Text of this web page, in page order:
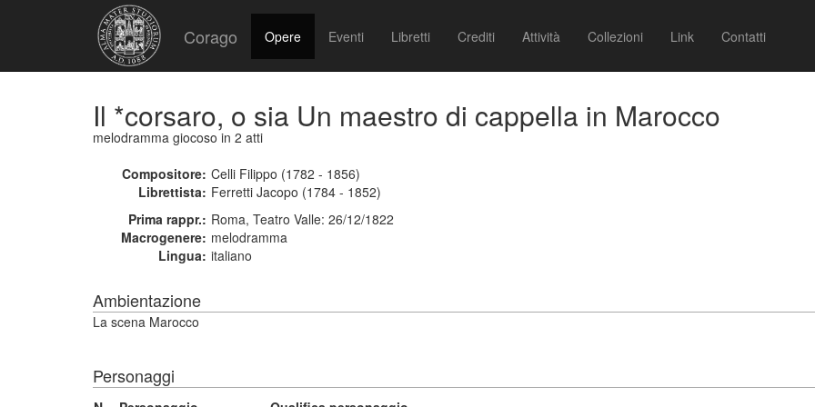
Corago Opere Eventi Libretti Crediti Attività Collezioni Link Contatti
Il *corsaro, o sia Un maestro di cappella in Marocco
melodramma giocoso in 2 atti
Compositore: Celli Filippo (1782 - 1856)
Librettista: Ferretti Jacopo (1784 - 1852)
Prima rappr.: Roma, Teatro Valle: 26/12/1822
Macrogenere: melodramma
Lingua: italiano
Ambientazione
La scena Marocco
Personaggi